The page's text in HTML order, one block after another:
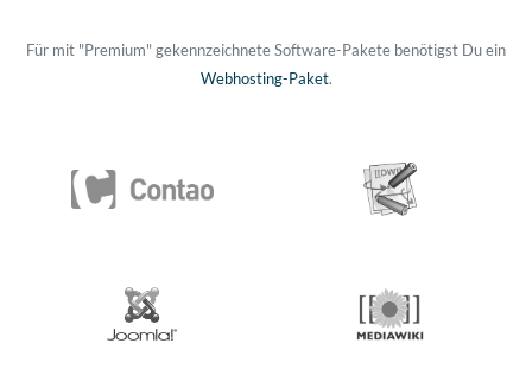
Für mit "Premium" gekennzeichnete Software-Pakete benötigst Du ein
Webhosting-Paket.